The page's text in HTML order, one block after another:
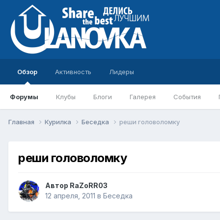
Обзор
Форумы Клубы Блоги Галерея События
Активность Лидеры
Главная Курилка Беседка реши головоломку
реши головоломку
Автор RaZoRR03
12 апреля, 2011 в Беседка